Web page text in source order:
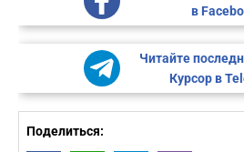
в
Читайте
Курсор в
Поделиться: